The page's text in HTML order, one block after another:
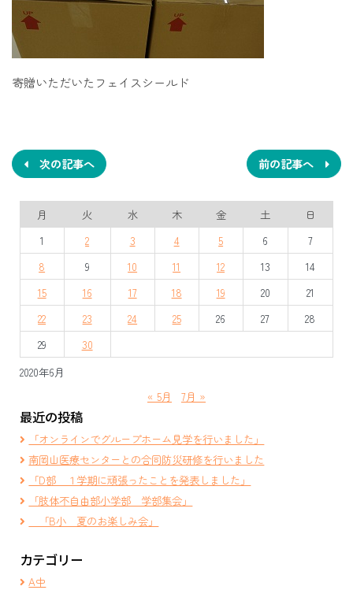
寄贈いただいたフェイスシールド
稿
ナ
ビ
ゲ
ー
シ
ョ
ン
前の記事へ
次の記事へ
2020年6月
月 火 水 木 金 土
日
1
2 3 4 5 6
7
8
9 10 11 12 13
14
15
16 17 18 19 20
21
22
23 24 25 26 27
28
29
30
« 5月 7月 »
最近の投稿
「オンラインでグループホーム見学を行いました」
南岡山医療センターとの合同防災研修を行いました
「D部 １学期に頑張ったことを発表しました」
「肢体不自由部小学部 学部集会」
「B小 夏のお楽しみ会」
カテゴリー
A中